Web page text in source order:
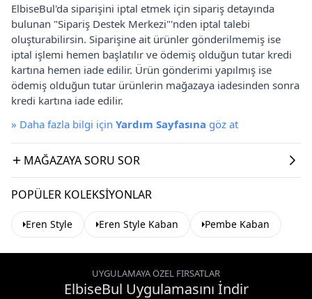
ElbiseBul'da siparişini iptal etmek için sipariş detayında
bulunan "Sipariş Destek Merkezi"'nden iptal talebi
oluşturabilirsin. Siparişine ait ürünler gönderilmemiş ise
iptal işlemi hemen başlatılır ve ödemiş olduğun tutar kredi
kartına hemen iade edilir. Ürün gönderimi yapılmış ise
ödemiş olduğun tutar ürünlerin mağazaya iadesinden sonra
kredi kartına iade edilir.
» Daha fazla bilgi için Yardım Sayfasına göz at
MAĞAZAYA SORU SOR
POPÜLER KOLEKSIYONLAR
Eren Style Eren Style Kaban Pembe Kaban
UYGULAMAYA ÖZEL FIRSATLAR
ElbiseBul Uygulamasını İndir